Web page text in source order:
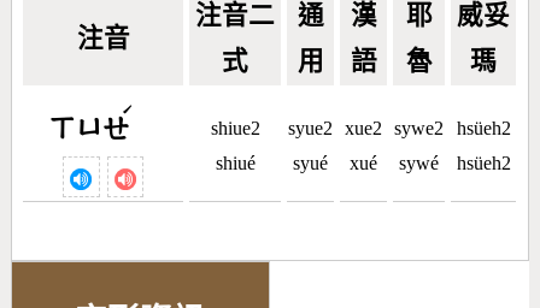
注音
注音二
式
通
用
漢
語
耶
魯
威妥
瑪
ㄒㄩㄝ
ˊ
shiue2
shiué
syue2
syué
xue2
xué
sywe2
sywé
hsüeh2
hsüeh2